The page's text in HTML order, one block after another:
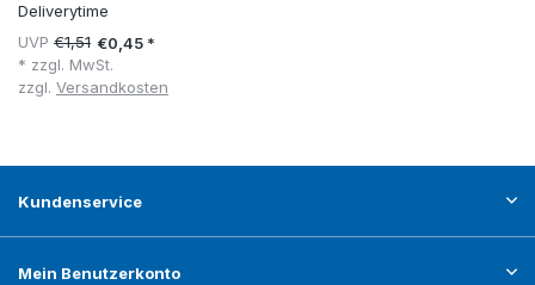
Deliverytime
UVP €1,51 €0,45 *
* zzgl. MwSt.
zzgl. Versandkosten
Kundenservice
Mein Benutzerkonto